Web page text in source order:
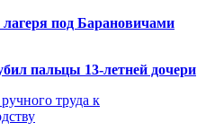
лагеря под Барановичами
пальцы 13-летней дочери
труда к